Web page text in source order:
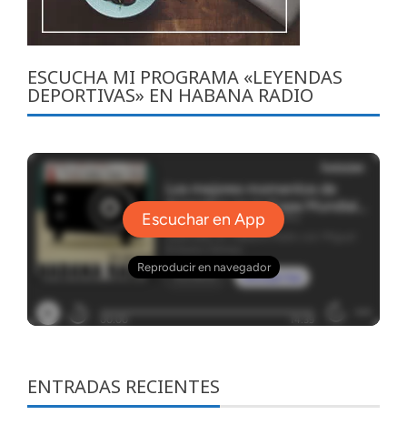
ESCUCHA MI PROGRAMA «LEYENDAS
DEPORTIVAS» EN HABANA RADIO
ENTRADAS RECIENTES